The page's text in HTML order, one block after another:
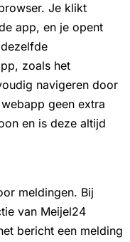
Je klikt
app, en je opent
zoals het
navigeren door
geen extra
en is deze altijd
meldingen. Bij
van Meijel24
bericht een melding